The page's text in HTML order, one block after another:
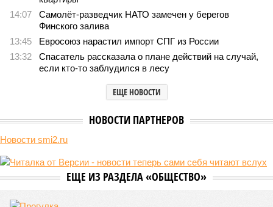
Монополия вкладывалась-вкладывалась в Армению и довкладывалась
(фото: Deep Vision)
Премьер закавказской республики Никол Пашинян заявил, что
его страна может потребовать у Москвы до 2 млрд долларов
ежегодно за аренду Южно-Кавказской железной дороги (ЮКЖД).
В настоящий момент та эксплуатируется «дочкой» ОАО «РЖД»,
причём исключительно за российский счёт. И в
складывающейся ситуации, кажется, больше вопросов не к
По мнениюПашиняна, он не высказал ничего из ряда вон
своей собственностью и теперь намерен просить за аренду